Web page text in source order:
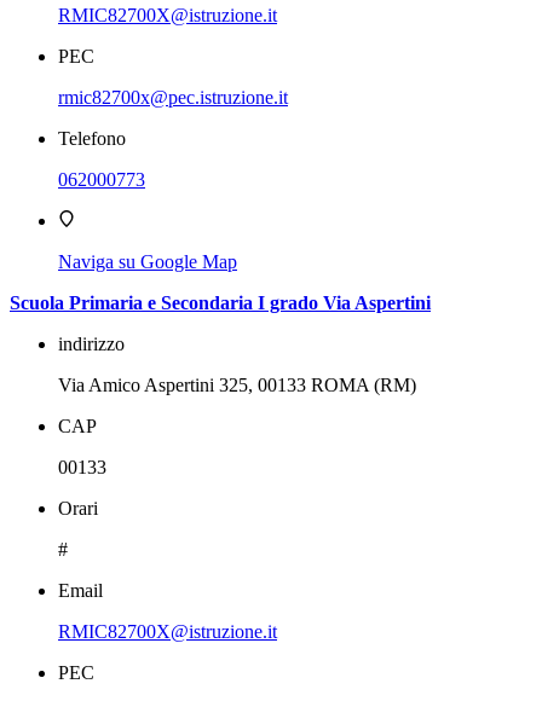
RMIC82700X@istruzione.it
PEC
rmic82700x@pec.istruzione.it
Telefono
062000773
Naviga su Google Map
Scuola Primaria e Secondaria I grado Via Aspertini
indirizzo
Via Amico Aspertini 325, 00133 ROMA (RM)
CAP
00133
Orari
#
Email
RMIC82700X@istruzione.it
PEC